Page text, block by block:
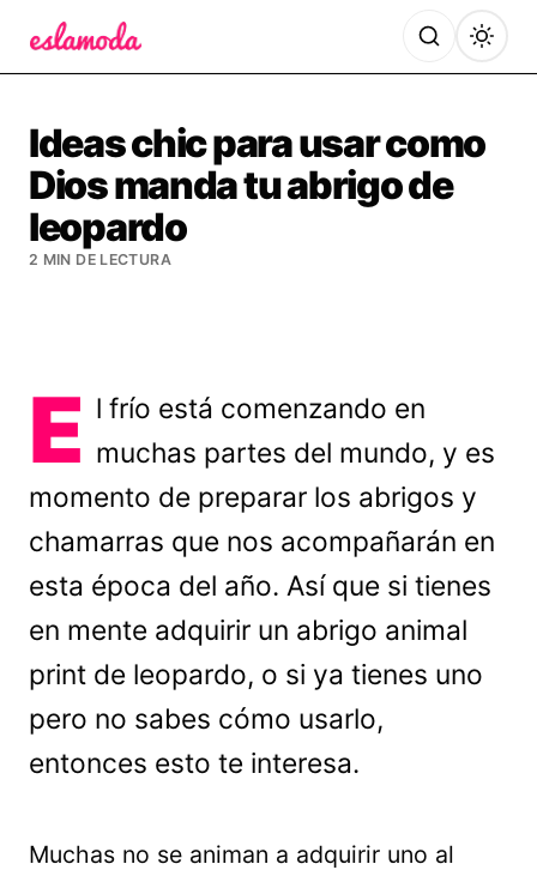
Ideas chic para usar como
Dios manda tu abrigo de
leopardo
2 MIN DE LECTURA
E l frío está comenzando en
muchas partes del mundo, y es
momento de preparar los abrigos y
chamarras que nos acompañarán en
esta época del año. Así que si tienes
en mente adquirir un abrigo animal
print de leopardo, o si ya tienes uno
pero no sabes cómo usarlo,
entonces esto te interesa.
Muchas no se animan a adquirir uno al